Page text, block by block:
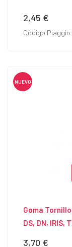
Precio
2,45 €
Código Piaggio
NUEVO
Goma
DS, DN, IRIS,
Precio
3,70 €